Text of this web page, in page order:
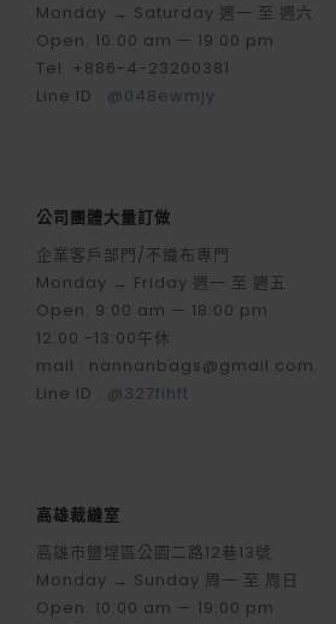
Monday → Saturday 週一 至 週六
Open. 10:00 am — 19:00 pm
Tel. +886-4-23200381
Line ID : @048ewmjy
公司團體大量訂做
企業客戶部門/不織布專門
Monday → Friday 週一 至 週五
Open. 9:00 am — 18:00 pm
12:00 -13:00午休
mail : nannanbags@gmail.com
Line ID : @327fihft
高雄裁縫室
高雄市鹽埕區公園二路12巷13號
Monday → Sunday 周一 至 周日
Open. 10:00 am — 19:00 pm